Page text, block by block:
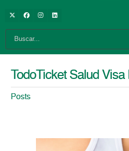
TodoTicket Salud Visa
Posts